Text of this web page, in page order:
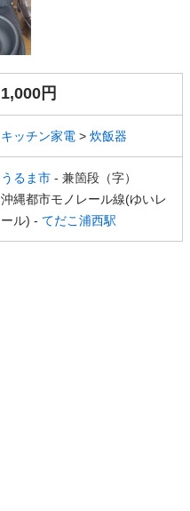
1,000円
キッチン家電 > 炊飯器
うるま市 - 兼箇段（字）
沖縄都市モノレール線(ゆいレ
ール) - てだこ浦西駅